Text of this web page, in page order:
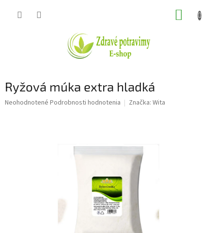
Ryžová múka extra hladká
Priemerné
Neohodnotené Podrobnosti hodnotenia Značka: Wita